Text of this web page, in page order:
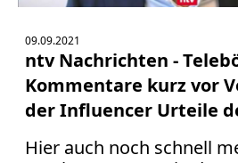
09.09.2021
ntv Nachrichten -
Kommentare kurz vor
der Influencer Urteile
Hier auch noch schnell